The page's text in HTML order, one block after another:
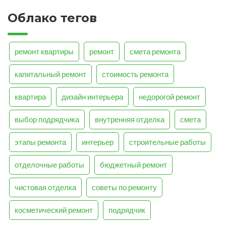
Облако тегов
ремонт квартиры ремонт смета ремонта
капитальный ремонт стоимость ремонта
квартира дизайн интерьера недорогой ремонт
выбор подрядчика внутренняя отделка смета
этапы ремонта интерьер строительные работы
отделочные работы бюджетный ремонт
чистовая отделка советы по ремонту
косметический ремонт подрядчик